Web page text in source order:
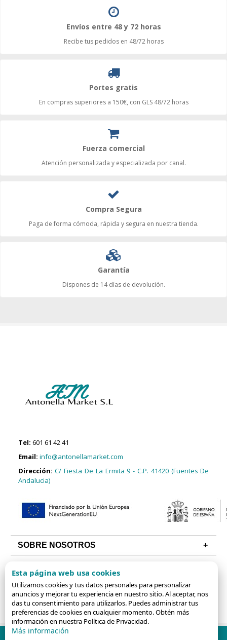
Envíos entre 48 y 72 horas
Recibe tus pedidos en 48/72 horas
Portes gratis
En compras superiores a 150€, con GLS 48/72 horas
Fuerza comercial
Atención personalizada y especializada por canal.
Compra Segura
Paga de forma cómoda, rápida y segura en nuestra tienda.
Garantía
Dispones de 14 días de devolución.
Tel: 601 61 42 41
Email: info@antonellamarket.com
Dirección:C/ Fiesta De La Ermita 9 - C.P. 41420 (Fuentes De
Andalucia)
SOBRE NOSOTROS
ALGUNAS CATEGORÍAS
Esta página web usa cookies
Utilizamos cookies y tus datos personales para personalizar
anuncios y mejorar tu experiencia en nuestro sitio. Al aceptar, nos
das tu consentimiento para utilizarlos. Puedes administrar tus
preferencias de cookies en cualquier momento. Obtén más
información en nuestra Política de Privacidad.
Más información